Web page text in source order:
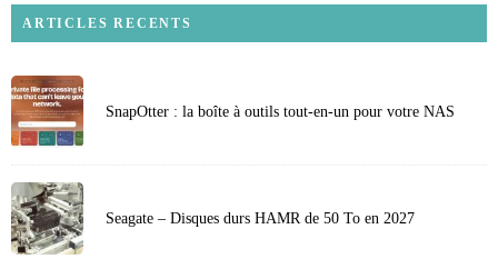
ARTICLES RECENTS
SnapOtter : la boîte à outils tout-en-un pour votre NAS
Seagate – Disques durs HAMR de 50 To en 2027